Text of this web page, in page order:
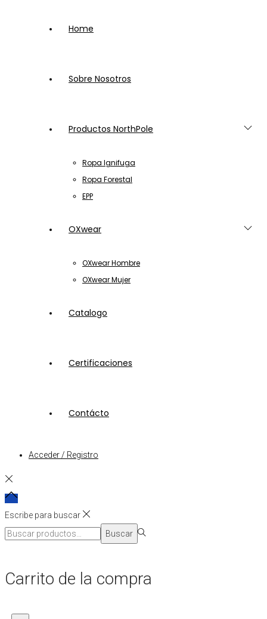
Home
Sobre Nosotros
Productos NorthPole
Ropa Ignifuga
Ropa Forestal
EPP
OXwear
OXwear Hombre
OXwear Mujer
Catalogo
Certificaciones
Contácto
Acceder / Registro
Escribe para buscar
Búsqueda
Buscar
Carrito de la compra